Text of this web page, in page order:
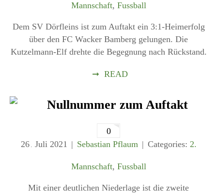
Mannschaft, Fussball
Dem SV Dörfleins ist zum Auftakt ein 3:1-Heimerfolg
über den FC Wacker Bamberg gelungen. Die
Kutzelmann-Elf drehte die Begegnung nach Rückstand.
➞ READ
Nullnummer zum Auftakt
0
26 . Juli 2021 Sebastian Pflaum Categories: 2.
Mannschaft, Fussball
Mit einer deutlichen Niederlage ist die zweite